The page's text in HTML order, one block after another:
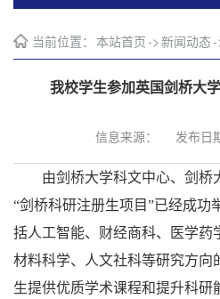
当前位置： 本站首页->新闻动态-
我校学生参加英国剑桥大
信息来源： 发布日
由剑桥大学科文中心、剑桥
“剑桥科研注册生项目”已经成功
括人工智能、财经商科、医学药
材料科学、人文社科等研究方向
生提供优质学术课程和提升科研